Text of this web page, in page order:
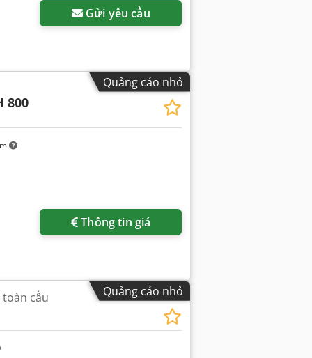
Gửi yêu cầu
Quảng cáo nhỏ
800
Thông tin giá
Quảng cáo nhỏ
cầu